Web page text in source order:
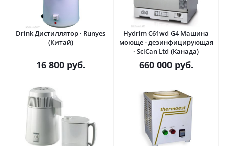
Drink Дистиллятор · Runyes
(Китай)
16 800руб.
Hydrim С61wd G4 Машина
моюще - дезинфицирующая
· SciCan Ltd (Канада)
660 000руб.